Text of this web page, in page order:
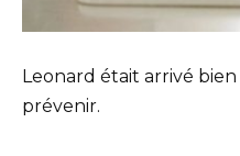
Leonard était arrivé
prévenir.